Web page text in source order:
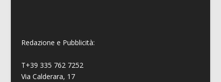
Redazione e Pubblicità:
T+39 335 762 7252
Via Calderara, 17